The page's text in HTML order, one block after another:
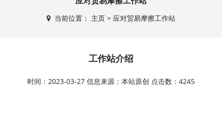
当前位置： 主页> 应对贸易摩擦工作站
工作站介绍
时间：2023-03-27 信息来源：本站原创 点击数：4245